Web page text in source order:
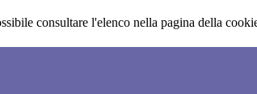
consultare l'elenco nella pagina della